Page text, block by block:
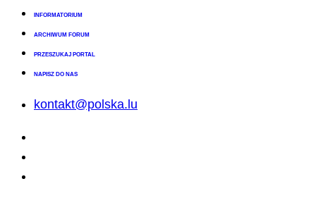
INFORMATORIUM
ARCHIWUM FORUM
PRZESZUKAJ PORTAL
NAPISZ DO NAS
kontakt@polska.lu